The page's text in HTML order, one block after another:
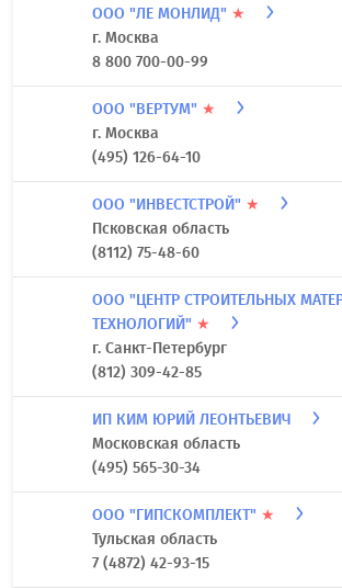
ООО "ЛЕ МОНЛИД" ★
г. Москва
8 800 700-00-99
ООО "ВЕРТУМ" ★
г. Москва
(495) 126-64-10
ООО "ИНВЕСТСТРОЙ" ★
Псковская область
(8112) 75-48-60
ООО "ЦЕНТР СТРОИТЕЛЬНЫХ
ТЕХНОЛОГИЙ" ★
г. Санкт-Петербург
(812) 309-42-85
ИП КИМ ЮРИЙ ЛЕОНТЬЕВИЧ
Московская область
(495) 565-30-34
ООО "ГИПСКОМПЛЕКТ" ★
Тульская область
7 (4872) 42-93-15